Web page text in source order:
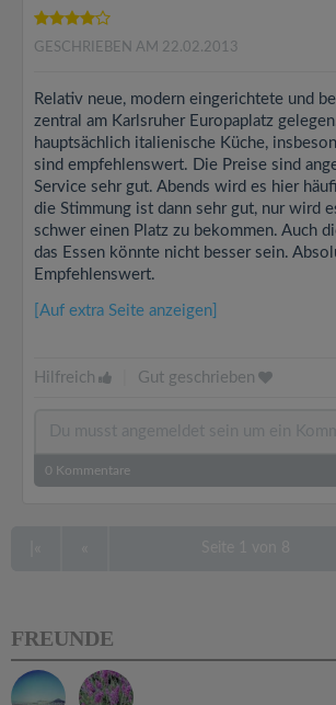
GESCHRIEBEN AM 22.02.2013
Relativ neue, modern eingerichtete und
zentral am Karlsruher Europaplatz
hauptsächlich italienische Küche,
sind empfehlenswert. Die Preise sind
Service sehr gut. Abends wird es hier
die Stimmung ist dann sehr gut, nur wird
schwer einen Platz zu bekommen. Auch
das Essen könnte nicht besser sein.
Empfehlenswert.
[Auf extra Seite anzeigen]
Hilfreich Gut geschrieben
0 Kommentare
FREUNDE